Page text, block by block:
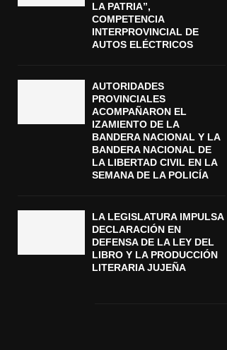
LA PATRIA”,
COMPETENCIA
INTERPROVINCIAL DE
AUTOS ELÉCTRICOS
AUTORIDADES
PROVINCIALES
ACOMPAÑARON EL
IZAMIENTO DE LA
BANDERA NACIONAL Y LA
BANDERA NACIONAL DE
LA LIBERTAD CIVIL EN LA
SEMANA DE LA POLICÍA
LA LEGISLATURA IMPULSA
DECLARACIÓN EN
DEFENSA DE LA LEY DEL
LIBRO Y LA PRODUCCIÓN
LITERARIA JUJEÑA